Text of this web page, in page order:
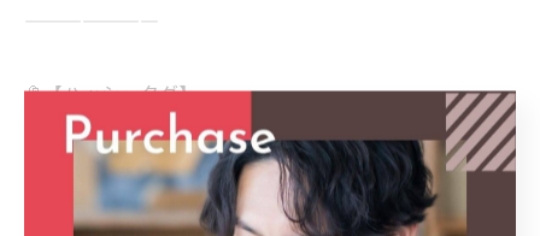
———————
🔖【ハッシュタグ】